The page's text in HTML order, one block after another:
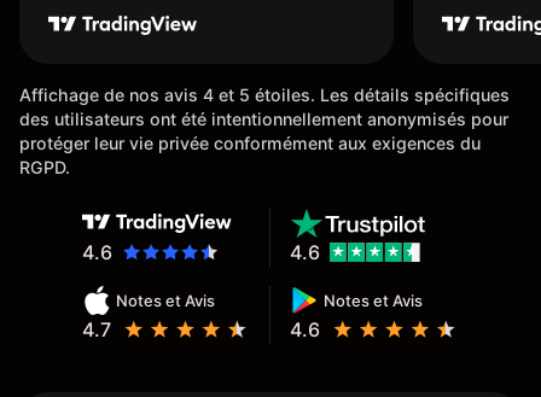
Affichage de nos avis 4 et 5 étoiles. Les détails spécifiques
des utilisateurs ont été intentionnellement anonymisés pour
protéger leur vie privée conformément aux exigences du
RGPD.
4.6
Notes et Avis
4.7
Notes et Avis
4.6
4.6